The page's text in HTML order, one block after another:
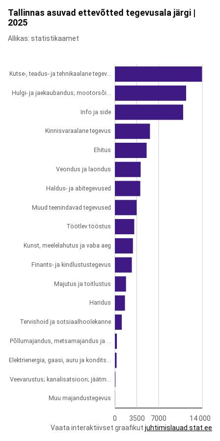
Tallinnas asuvad ettevõtted tegevusala järgi |
2025
Allikas: statistikaamet
0 3500 7000 14 000
Kutse-, teadus- ja tehnikaalane tegev...
Hulgi- ja jaekaubandus; mootorsõi...
Info ja side
Kinnisvaraalane tegevus
Ehitus
Veondus ja laondus
Haldus- ja abitegevused
Muud teenindavad tegevused
Töötlev tööstus
Kunst, meelelahutus ja vaba aeg
Finants- ja kindlustustegevus
Majutus ja toitlustus
Haridus
Tervishoid ja sotsiaalhoolekanne
Põllumajandus, metsamajandus ja ...
Elektrienergia, gaasi, auru ja kondits...
Veevarustus; kanalisatsioon; jäätm...
Muu majandustegevus
Vaata interaktiivset graafikut juhtimislauad.stat.ee